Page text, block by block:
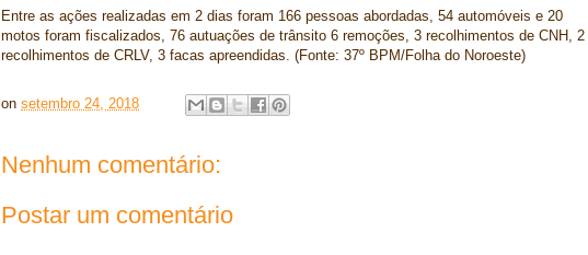
Entre as ações realizadas em 2 dias foram 166 pessoas abordadas, 54 automóveis e 20
motos foram fiscalizados, 76 autuações de trânsito 6 remoções, 3 recolhimentos de CNH, 2
recolhimentos de CRLV, 3 facas apreendidas. (Fonte: 37º BPM/Folha do Noroeste)
on setembro 24, 2018
Nenhum comentário:
Postar um comentário